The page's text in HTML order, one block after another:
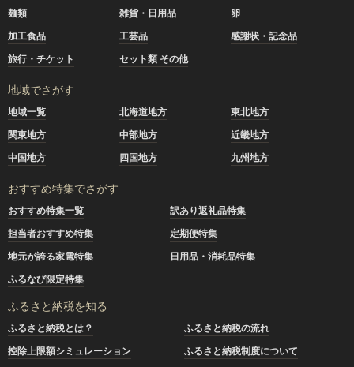
麺類
雑貨・日用品
卵
加工食品
工芸品
感謝状・記念品
旅行・チケット
セット類 その他
地域でさがす
地域一覧 北海道地方
東北地方
関東地方
中部地方
近畿地方
中国地方
四国地方 九州地方
おすすめ特集でさがす
おすすめ特集一覧
訳あり返礼品特集
担当者おすすめ特集
定期便特集
地元が誇る家電特集
日用品・消耗品特集
ふるなび限定特集
ふるさと納税を知る
ふるさと納税とは？
ふるさと納税の流れ
控除上限額シミュレーション
ふるさと納税制度について